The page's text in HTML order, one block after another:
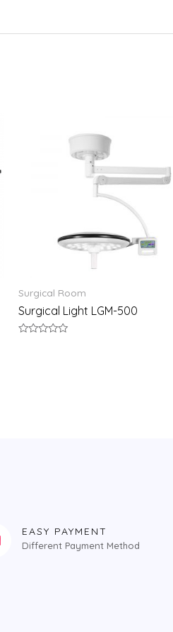
Surgical Room
Surgical Light LGM-500
EASY PAYMENT
Different Payment Method